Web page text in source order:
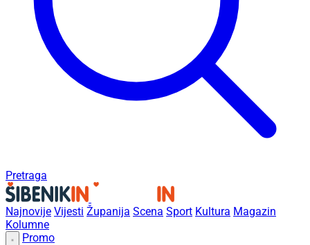
Pretraga
Najnovije Vijesti Županija Scena Sport Kultura Magazin
Kolumne
Promo